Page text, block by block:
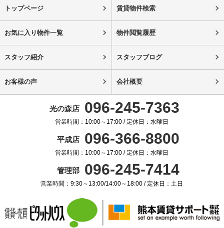
トップページ 賃貸物件検索
お気に入り物件一覧 物件閲覧履歴
スタッフ紹介 スタッフブログ
お客様の声 会社概要
光の森店 096-245-7363
営業時間：10:00～17:00 / 定休日：水曜日
平成店 096-366-8800
営業時間：10:00～17:00 / 定休日：水曜日
管理部 096-245-7414
営業時間：9:30～13:00/14:00～18:00 / 定休日：土日